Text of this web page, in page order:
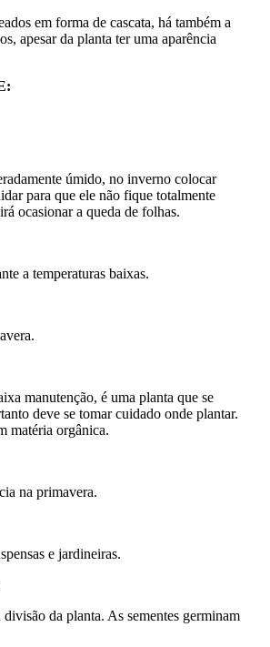
em forma de cascata, há também a
apesar da planta ter uma aparência
úmido, no inverno colocar
para que ele não fique totalmente
ocasionar a queda de folhas.
a temperaturas baixas.
manutenção, é uma planta que se
deve se tomar cuidado onde plantar.
matéria orgânica.
na primavera.
e jardineiras.
divisão da planta. As sementes germinam